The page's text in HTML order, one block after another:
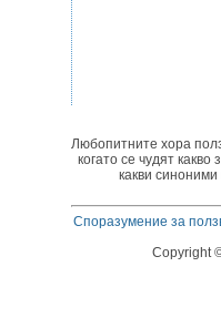
Любопитните хора
когато се чудят
какви синоними
Споразумение за
Copyright